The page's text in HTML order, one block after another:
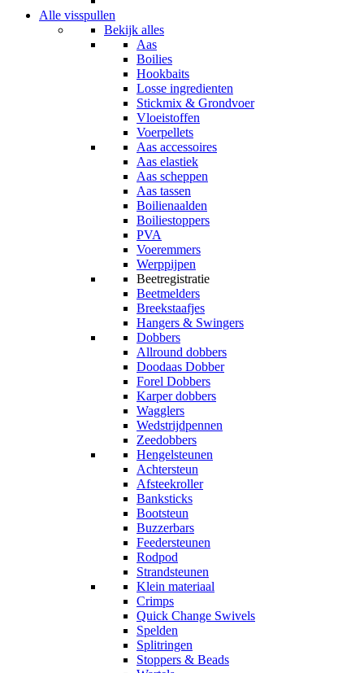
Alle visspullen
Bekijk alles
Aas
Boilies
Hookbaits
Losse ingredienten
Stickmix & Grondvoer
Vloeistoffen
Voerpellets
Aas accessoires
Aas elastiek
Aas scheppen
Aas tassen
Boilienaalden
Boiliestoppers
PVA
Voeremmers
Werppijpen
Beetregistratie
Beetmelders
Breekstaafjes
Hangers & Swingers
Dobbers
Allround dobbers
Doodaas Dobber
Forel Dobbers
Karper dobbers
Wagglers
Wedstrijdpennen
Zeedobbers
Hengelsteunen
Achtersteun
Afsteekroller
Banksticks
Bootsteun
Buzzerbars
Feedersteunen
Rodpod
Strandsteunen
Klein materiaal
Crimps
Quick Change Swivels
Spelden
Splitringen
Stoppers & Beads